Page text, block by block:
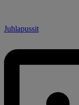
Juhlapussit